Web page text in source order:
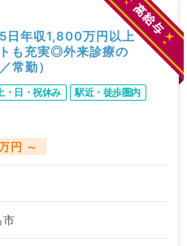
日年収1,800万円以上
も充実◎外来診療の
常勤）
・日・祝休み
駅近・徒歩圏内
円 ～
市